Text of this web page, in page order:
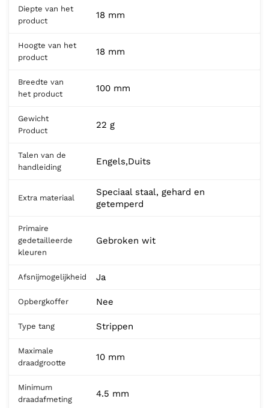
Diepte van het
product
18 mm
Hoogte van het
product
18 mm
Breedte van
het product
100 mm
Gewicht
Product
22 g
Talen van de
handleiding
Engels,Duits
Extra materiaal
Speciaal staal, gehard en
getemperd
Primaire
gedetailleerde
kleuren
Gebroken wit
Afsnijmogelijkheid Ja
Opbergkoffer Nee
Type tang Strippen
Maximale
draadgrootte
10 mm
Minimum
draadafmeting
4.5 mm